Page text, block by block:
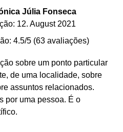
Júlia Fonseca
12. August 2021
4.5/5 (63 avaliações)
sobre um ponto particular
de uma localidade, sobre
assuntos relacionados.
por uma pessoa. É o